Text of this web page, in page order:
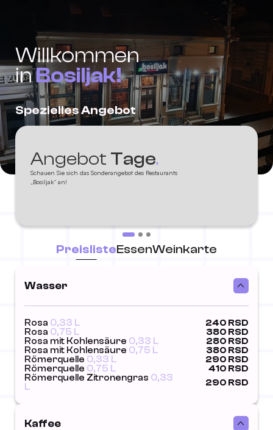
Willkommen
inBosiljak!
Spezielles Angebot
Angebot Tage.
Schauen Sie sich das Sonderangebot des Restaurants
„Bosiljak“ an!
PreislisteEssenWeinkarte
Wasser
Rosa 0,33 L
240 RSD
Rosa 0,75 L
380 RSD
Rosa mit Kohlensäure 0,33 L
280 RSD
Rosa mit Kohlensäure 0,75 L
380 RSD
Römerquelle 0,33 L
290 RSD
Römerquelle 0,75 L
410 RSD
Römerquelle Zitronengras 0,33
L
290 RSD
Kaffee